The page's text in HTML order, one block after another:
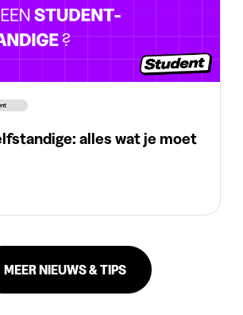
alles wat je moet
MEER NIEUWS & TIPS